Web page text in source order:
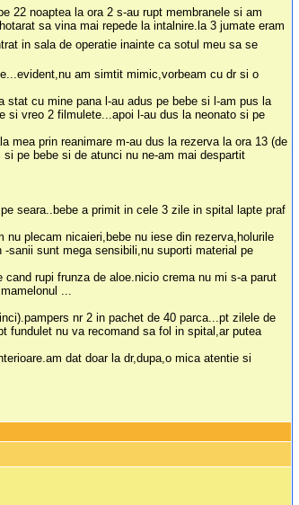
22 noaptea la ora 2 s-au rupt membranele si am
sa vina mai repede la intalnire.la 3 jumate eram
in sala de operatie inainte ca sotul meu sa se
am simtit mimic,vorbeam cu dr si o
stat cu mine pana l-au adus pe bebe si l-am pus la
si vreo 2 filmulete...apoi l-au dus la neonato si pe
mea prin reanimare m-au dus la rezerva la ora 13 (de
pe bebe si de atunci nu ne-am mai despartit
seara..bebe a primit in cele 3 zile in spital lapte praf
plecam nicaieri,bebe nu iese din rezerva,holurile
sunt mega sensibili,nu suporti material pe
rupi frunza de aloe.nicio crema nu mi s-a parut
...
nr 2 in pachet de 40 parca...pt zilele de
fundulet nu va recomand sa fol in spital,ar putea
dat doar la dr,dupa,o mica atentie si